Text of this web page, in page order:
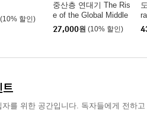
(10% 할인)
중산층 연대기 The Ris
e of the Global Middle
Class
27,000원 (10% 할인)
트
를 위한 공간입니다. 독자들에게 전하